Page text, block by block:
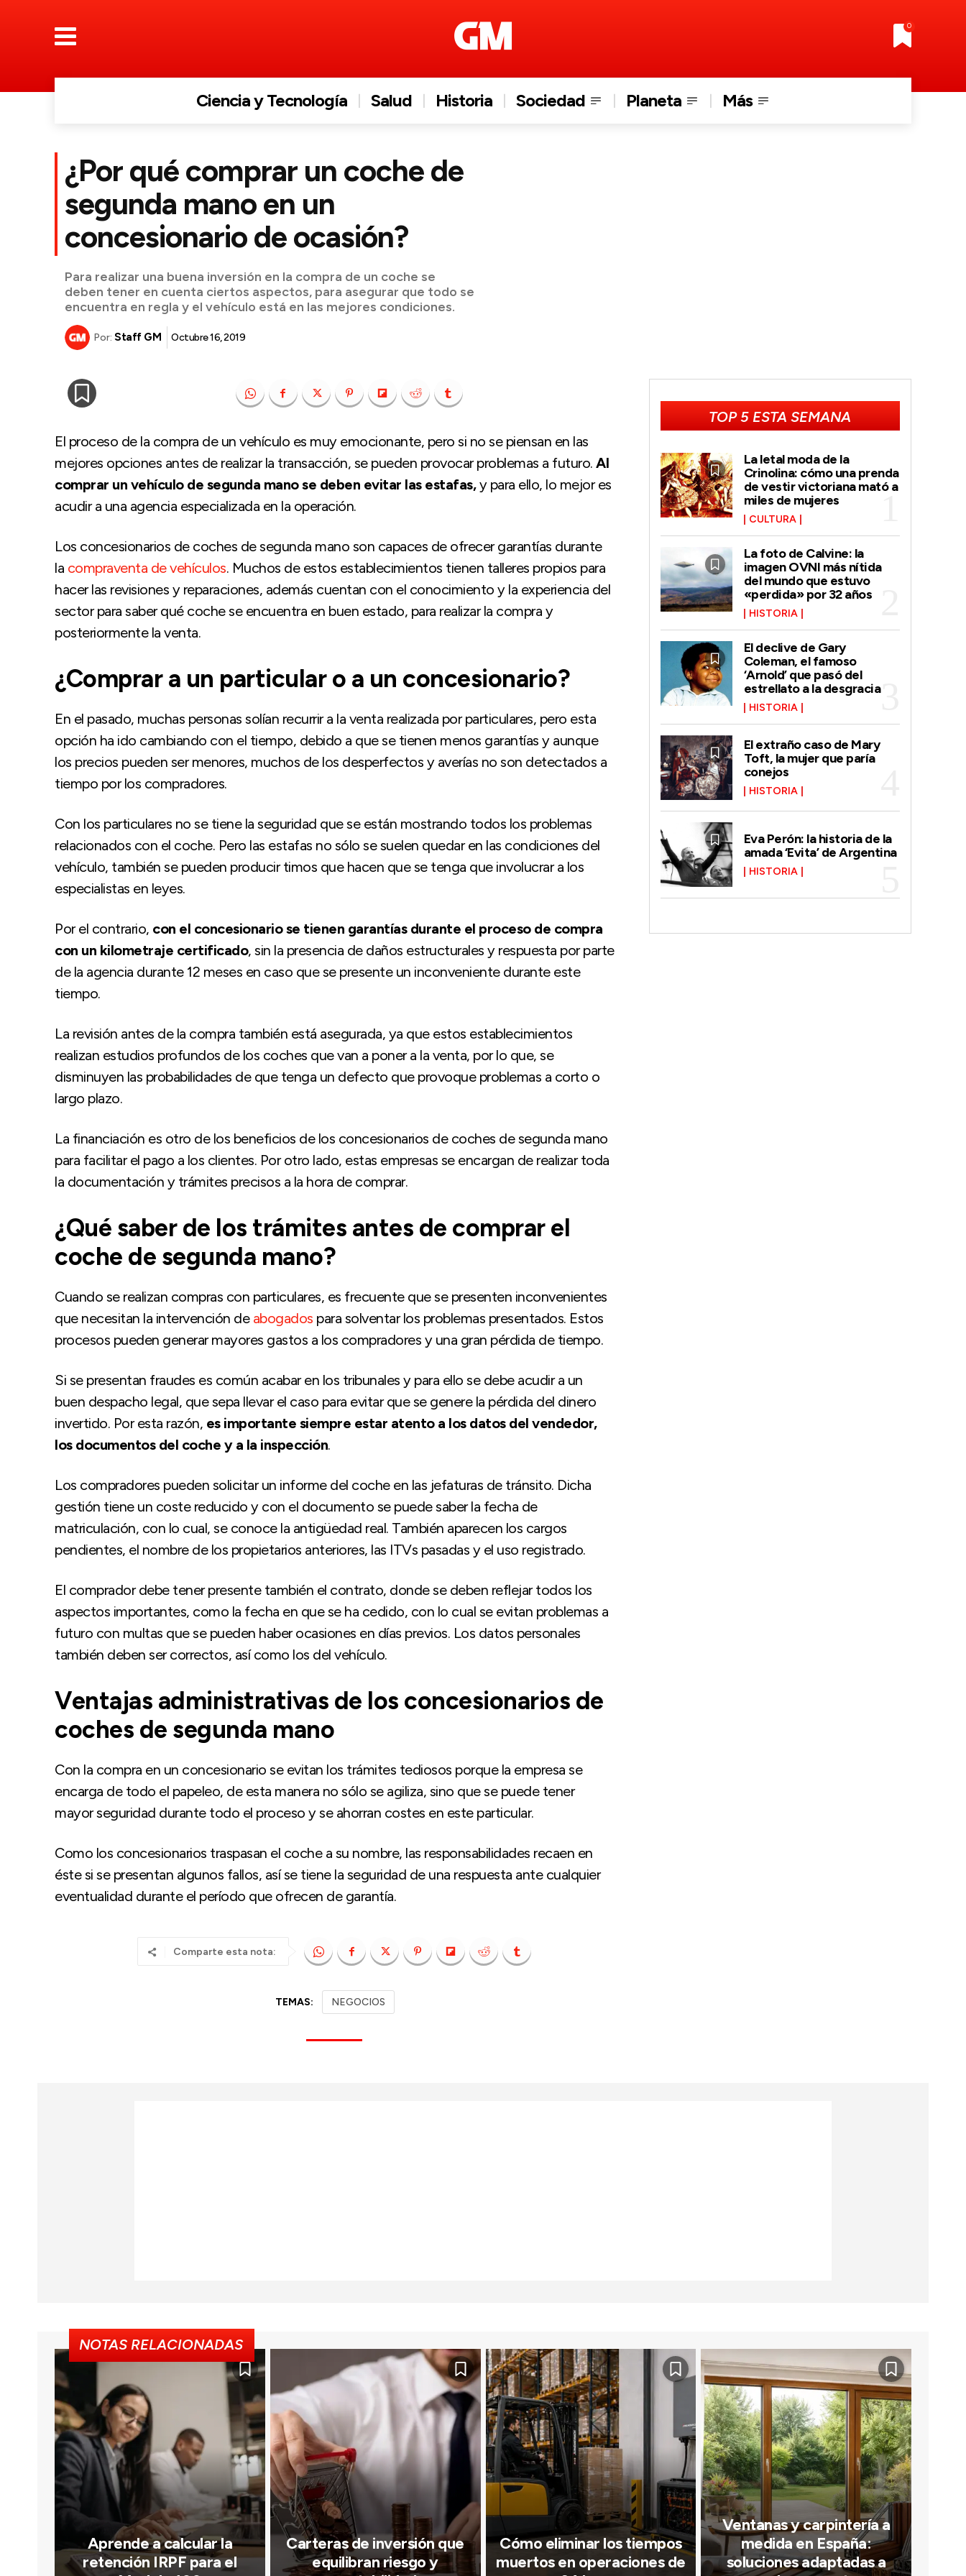
0
Ciencia y Tecnología Salud Historia Sociedad Planeta Más
¿Por qué comprar un coche de
segunda mano en un
concesionario de ocasión?
Para realizar una buena inversión en la compra de un coche se
deben tener en cuenta ciertos aspectos, para asegurar que todo se
encuentra en regla y el vehículo está en las mejores condiciones.
Por: Staff GM Octubre 16, 2019
El proceso de la compra de un vehículo es muy emocionante, pero si no se piensan en las
mejores opciones antes de realizar la transacción, se pueden provocar problemas a futuro. Al
comprar un vehículo de segunda mano se deben evitar las estafas,y para ello, lo mejor es
acudir a una agencia especializada en la operación.
Los concesionarios de coches de segunda mano son capaces de ofrecer garantías durante
la compraventa de vehículos. Muchos de estos establecimientos tienen talleres propios para
hacer las revisiones y reparaciones, además cuentan con el conocimiento y la experiencia del
sector para saber qué coche se encuentra en buen estado, para realizar la compra y
posteriormente la venta.
¿Comprar a un particular o a un concesionario?
En el pasado, muchas personas solían recurrir a la venta realizada por particulares, pero esta
opción ha ido cambiando con el tiempo, debido a que se tienen menos garantías y aunque
los precios pueden ser menores, muchos de los desperfectos y averías no son detectados a
tiempo por los compradores.
Con los particulares no se tiene la seguridad que se están mostrando todos los problemas
relacionados con el coche. Pero las estafas no sólo se suelen quedar en las condiciones del
vehículo, también se pueden producir timos que hacen que se tenga que involucrar a los
especialistas en leyes.
Por el contrario, con el concesionario se tienen garantías durante el proceso de compra
con un kilometraje certificado, sin la presencia de daños estructurales y respuesta por parte
de la agencia durante 12 meses en caso que se presente un inconveniente durante este
tiempo.
La revisión antes de la compra también está asegurada, ya que estos establecimientos
realizan estudios profundos de los coches que van a poner a la venta, por lo que, se
disminuyen las probabilidades de que tenga un defecto que provoque problemas a corto o
largo plazo.
La financiación es otro de los beneficios de los concesionarios de coches de segunda mano
para facilitar el pago a los clientes. Por otro lado, estas empresas se encargan de realizar toda
la documentación y trámites precisos a la hora de comprar.
¿Qué saber de los trámites antes de comprar el
coche de segunda mano?
Cuando se realizan compras con particulares, es frecuente que se presenten inconvenientes
que necesitan la intervención de abogados para solventar los problemas presentados. Estos
procesos pueden generar mayores gastos a los compradores y una gran pérdida de tiempo.
Si se presentan fraudes es común acabar en los tribunales y para ello se debe acudir a un
buen despacho legal, que sepa llevar el caso para evitar que se genere la pérdida del dinero
invertido. Por esta razón, es importante siempre estar atento a los datos del vendedor,
los documentos del coche y a la inspección.
Los compradores pueden solicitar un informe del coche en las jefaturas de tránsito. Dicha
gestión tiene un coste reducido y con el documento se puede saber la fecha de
matriculación, con lo cual, se conoce la antigüedad real. También aparecen los cargos
pendientes, el nombre de los propietarios anteriores, las ITVs pasadas y el uso registrado.
El comprador debe tener presente también el contrato, donde se deben reflejar todos los
aspectos importantes, como la fecha en que se ha cedido, con lo cual se evitan problemas a
futuro con multas que se pueden haber ocasiones en días previos. Los datos personales
también deben ser correctos, así como los del vehículo.
Ventajas administrativas de los concesionarios de
coches de segunda mano
Con la compra en un concesionario se evitan los trámites tediosos porque la empresa se
encarga de todo el papeleo, de esta manera no sólo se agiliza, sino que se puede tener
mayor seguridad durante todo el proceso y se ahorran costes en este particular.
Como los concesionarios traspasan el coche a su nombre, las responsabilidades recaen en
éste si se presentan algunos fallos, así se tiene la seguridad de una respuesta ante cualquier
eventualidad durante el período que ofrecen de garantía.
Comparte esta nota:
TEMAS: NEGOCIOS
TOP 5 ESTA SEMANA
La letal moda de la
Crinolina: cómo una prenda
de vestir victoriana mató a
miles de mujeres
CULTURA
La foto de Calvine: la
imagen OVNI más nítida
del mundo que estuvo
«perdida» por 32 años
HISTORIA
El declive de Gary
Coleman, el famoso
‘Arnold’ que pasó del
estrellato a la desgracia
HISTORIA
El extraño caso de Mary
Toft, la mujer que paría
conejos
HISTORIA
Eva Perón: la historia de la
amada ‘Evita’ de Argentina
HISTORIA
NOTAS RELACIONADAS
Aprende a calcular la
retención IRPF para el
Carteras de inversión que
equilibran riesgo y
Cómo eliminar los tiempos
muertos en operaciones de
Ventanas y carpintería a
medida en España:
soluciones adaptadas a